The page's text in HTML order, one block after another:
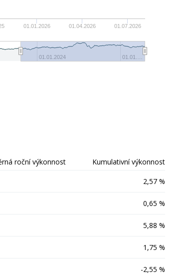
01.01.2026 01.04.2026 01.07.2026
01.01.2024 01.01.…
roční výkonnost Kumulativní výkonnost
2,57 %
0,65 %
5,88 %
1,75 %
-2,55 %